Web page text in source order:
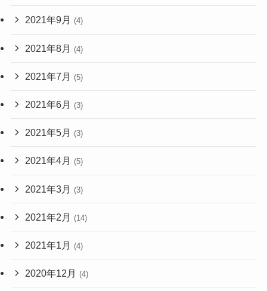
2021年9月 (4)
2021年8月 (4)
2021年7月 (5)
2021年6月 (3)
2021年5月 (3)
2021年4月 (5)
2021年3月 (3)
2021年2月 (14)
2021年1月 (4)
2020年12月 (4)